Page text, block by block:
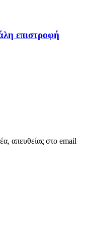
επιστροφή
απευθείας στο email